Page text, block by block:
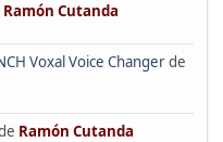
Ramón Cutanda
Voxal Voice Changerde
Ramón Cutanda